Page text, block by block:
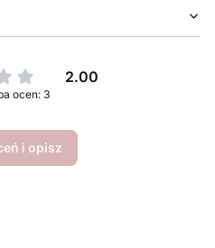
2.00
ocen: 3
i opisz